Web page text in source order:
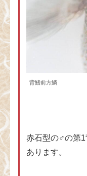
背鰭前方鱗
赤石型の♂の第
あります。